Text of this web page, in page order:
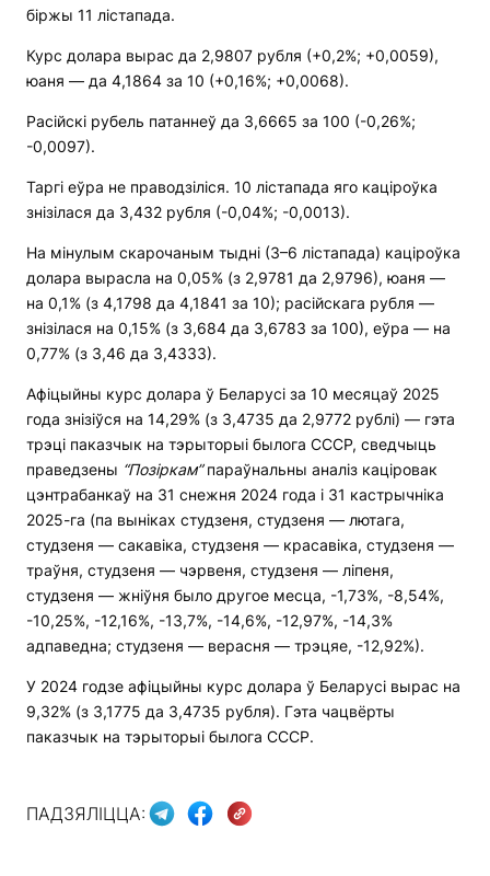
біржы 11 лістапада.
Курс долара вырас да 2,9807 рубля (+0,2%; +0,0059),
юаня — да 4,1864 за 10 (+0,16%; +0,0068).
Расійскі рубель патаннеў да 3,6665 за 100 (-0,26%;
-0,0097).
Таргі еўра не праводзіліся. 10 лістапада яго каціроўка
знізілася да 3,432 рубля (-0,04%; -0,0013).
На мінулым скарочаным тыдні (3–6 лістапада) каціроўка
долара вырасла на 0,05% (з 2,9781 да 2,9796), юаня —
на 0,1% (з 4,1798 да 4,1841 за 10); расійскага рубля —
знізілася на 0,15% (з 3,684 да 3,6783 за 100), еўра — на
0,77% (з 3,46 да 3,4333).
Афіцыйны курс долара ў Беларусі за 10 месяцаў 2025
года знізіўся на 14,29% (з 3,4735 да 2,9772 рублі) — гэта
трэці паказчык на тэрыторыі былога СССР, сведчыць
праведзены “Позіркам”параўнальны аналіз каціровак
цэнтрабанкаў на 31 снежня 2024 года і 31 кастрычніка
2025-га (па выніках студзеня, студзеня — лютага,
студзеня — сакавіка, студзеня — красавіка, студзеня —
траўня, студзеня — чэрвеня, студзеня — ліпеня,
студзеня — жніўня было другое месца, -1,73%, -8,54%,
-10,25%, -12,16%, -13,7%, -14,6%, -12,97%, -14,3%
адпаведна; студзеня — верасня — трэцяе, -12,92%).
У 2024 годзе афіцыйны курс долара ў Беларусі вырас на
9,32% (з 3,1775 да 3,4735 рубля). Гэта чацвёрты
паказчык на тэрыторыі былога СССР.
ПАДЗЯЛІЦЦА: